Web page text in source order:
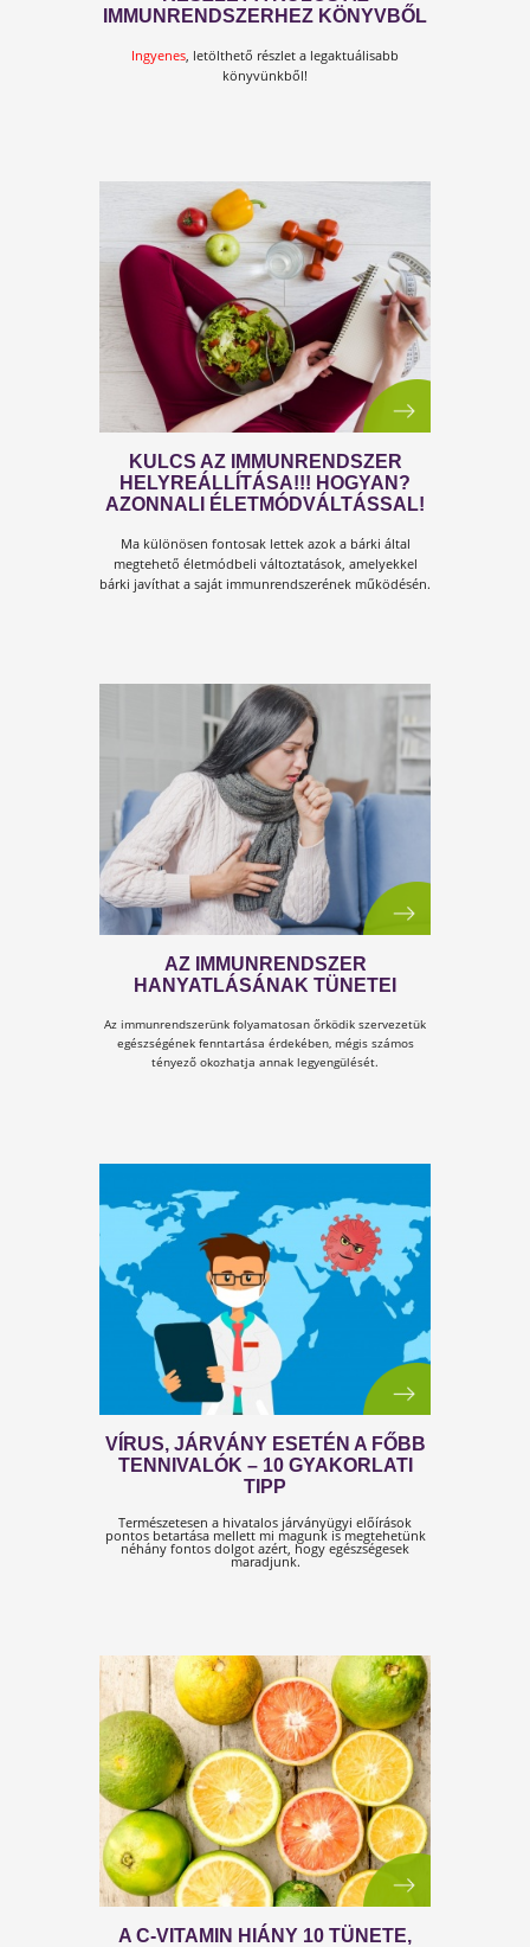
JÁRVÁNY, HA ENNEK VÉGE,
AKKOR HATALMASAT TÉVEDSZ!
Ügyfeleink már a következő járvány elkerülésére
készülnek fel! És te?
A JÁRVÁNYÜGYI HELYZETRE
VALÓ TEKINTETTEL NYITVA
VAGYUNK!
Mi azért vagyunk, hogy a tested remek állapotban
legyen és az immunrendszered megfelelően
működjön.
DR. SHIVA – IGAZSÁG A
KORONAVÍRUSRÓL
MEGDÖBBENTŐ ADATOK!